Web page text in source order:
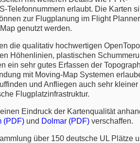
Telefonnummern erlaubt. Die Karten
zur Flugplanung im Flight Planner
genutzt werden.
die qualitativ hochwertigen
Höhenlinien, plastischen
ein sehr gutes Erfassen der
mit Moving-Map Systemen
und Anfliegen auch sehr kleiner
Flugplatzinfrastruktur.
Eindruck der Kartenqualität
(PDF) und Dolmar (PDF) verschaffen.
über 150 deutsche UL Plätze